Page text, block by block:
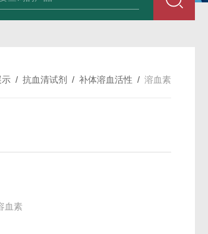
示 / 抗血清试剂 / 补体溶血活性 / 溶血素
血素